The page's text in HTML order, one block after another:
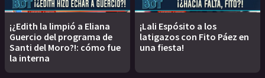
¡¿Edith la limpió a Eliana
Guercio del programa de
Santi del Moro?!: cómo fue
la interna
¡Lali Espósito a los
latigazos con Fito Páez en
una fiesta!